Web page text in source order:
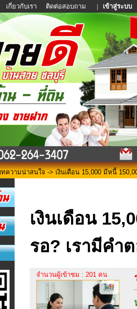
เกี่ยวกับเรา ติดต่อสอบถาม | เข้าสู่ระบบ
ความน่าสนใจ -> เงินเดือน 15,000 มีหนี้
เงินเดือน
รอ? เรามีคำ
จำนวนผู้เข้าชม : 201 คน